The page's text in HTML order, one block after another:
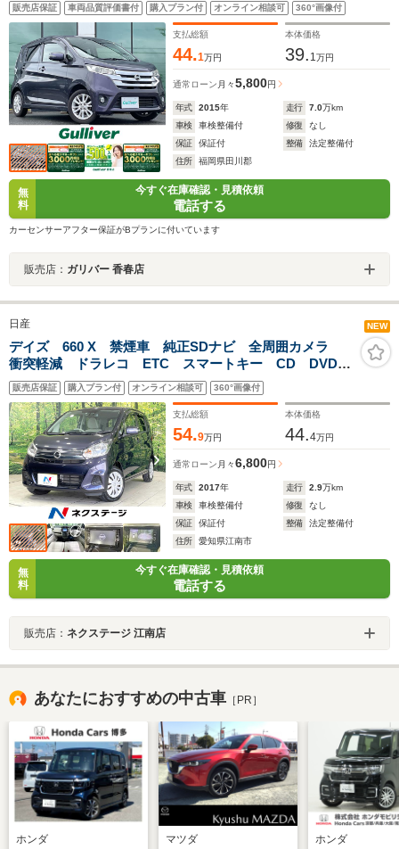
プッシュスタート/スマートキー
販売店保証 車両品質評価書付 購入プラン付 オンライン相談可 360°画像付
支払総額
44.1万円
本体価格
39. 1万円
通常ローン 月々5,800円
年式 2015年 走行 7.0万km
車検
車検整備付 修復
なし
保証
保証付 整備
法定整備付
住所
福岡県田川郡
無
料
今すぐ在庫確認・見積依頼
電話する
カーセンサーアフター保証がBプランに付いています
販売店： ガリバー 香春店
日産 NEW
デイズ 660 X 禁煙車 純正SDナビ 全周囲カメラ
衝突軽減 ドラレコ ETC スマートキー CD DVD再
生 フルセグTV オートエアコン 横滑り防止装置 ア
イドリングストップ
販売店保証 購入プラン付 オンライン相談可 360°画像付
支払総額
54.9万円
本体価格
44.4万円
通常ローン 月々6,800円
年式 2017年 走行 2.9万km
車検
車検整備付 修復
なし
保証
保証付 整備
法定整備付
住所
愛知県江南市
無
料
今すぐ在庫確認・見積依頼
電話する
販売店： ネクステージ 江南店
あなたにおすすめの中古車 ［PR］
ホンダ マツダ ホンダ